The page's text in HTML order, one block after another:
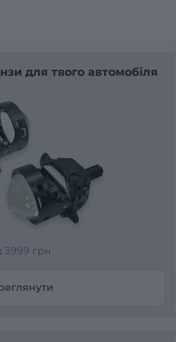
для твого автомобіля
3999 грн